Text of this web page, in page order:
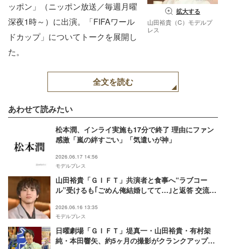
拡大する
山田裕貴（C）モデルプ
レス
ッポン」（ニッポン放送／毎週月曜
深夜1時～）に出演。「FIFAワール
ドカップ」についてトークを展開し
た。
全文を読む
あわせて読みたい
松本潤、インライ実施も17分で終了 理由にファン
感激「嵐の絆すごい」「気遣いが神」
2026.06.17 14:56
モデルプレス
山田裕貴「ＧＩＦＴ」共演者と食事へ“ラブコー
ル”受けるも｢ごめん俺結婚してて…｣と返答 交流秘
2026.06.16 13:35
モデルプレス
日曜劇場「ＧＩＦＴ」堤真一・山田裕貴・有村架
純・本田響矢、約5ヶ月の撮影がクランクアップ